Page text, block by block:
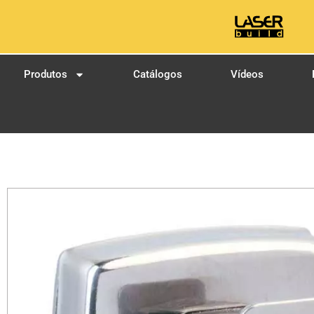
Produtos Catálogos Vídeos